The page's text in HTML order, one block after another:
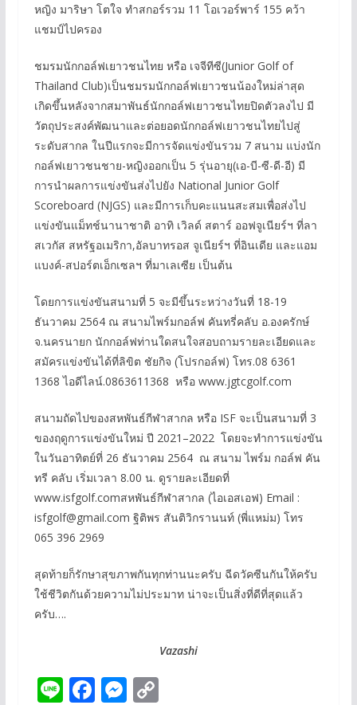
หญิง มาริษา โตใจ ทำสกอร์รวม 11 โอเวอร์พาร์ 155 คว้า
แชมป์ไปครอง
ชมรมนักกอล์ฟเยาวชนไทย หรือ เจจีทีซี(Junior Golf of
Thailand Club)เป็นชมรมนักกอล์ฟเยาวชนน้องใหม่ล่าสุด
เกิดขึ้นหลังจากสมาพันธ์นักกอล์ฟเยาวชนไทยปิดตัวลงไป มี
วัตถุประสงค์พัฒนาและต่อยอดนักกอล์ฟเยาวชนไทยไปสู่
ระดับสากล ในปีแรกจะมีการจัดแข่งขันรวม 7 สนาม แบ่งนัก
กอล์ฟเยาวชนชาย-หญิงออกเป็น 5 รุ่นอายุ(เอ-บี-ซี-ดี-อี) มี
การนำผลการแข่งขันส่งไปยัง National Junior Golf
Scoreboard (NJGS) และมีการเก็บคะแนนสะสมเพื่อส่งไป
แข่งขันแม็ทช์นานาชาติ อาทิ เวิลด์ สตาร์ ออฟจูเนียร์ฯ ที่ลา
สเวกัส สหรัฐอเมริกา,อัลบาทรอส จูเนียร์ฯ ที่อินเดีย และแอม
แบงค์-สปอร์ตเอ็กเซลฯ ที่มาเลเซีย เป็นต้น
โดยการแข่งขันสนามที่ 5 จะมีขึ้นระหว่างวันที่ 18-19
ธันวาคม 2564 ณ สนามไพร์มกอล์ฟ คันทรี่คลับ อ.องครักษ์
จ.นครนายก นักกอล์ฟท่านใดสนใจสอบถามรายละเอียดและ
สมัครแข่งขันได้ที่ลิขิต ชัยกิจ (โปรกอล์ฟ) โทร.08 6361
1368 ไอดีไลน์.0863611368 หรือ www.jgtcgolf.com
สนามถัดไปของสหพันธ์กีฬาสากล หรือ ISF จะเป็นสนามที่ 3
ของฤดูการแข่งขันใหม่ ปี 2021–2022 โดยจะทำการแข่งขัน
ในวันอาทิตย์ที่ 26 ธันวาคม 2564 ณ สนาม ไพร์ม กอล์ฟ คัน
ทรี คลับ เริ่มเวลา 8.00 น. ดูรายละเอียดที่
www.isfgolf.comสหพันธ์กีฬาสากล (ไอเอสเอฟ) Email :
isfgolf@gmail.com ฐิติพร สันติวิกรานนท์ (พี่แหม่ม) โทร
065 396 2969
สุดท้ายก็รักษาสุขภาพกันทุกท่านนะครับ ฉีดวัคซีนกันให้ครับ
ใช้ชีวิตกันด้วยความไม่ประมาท น่าจะเป็นสิ่งที่ดีที่สุดแล้ว
ครับ….
Vazashi
Li F M C